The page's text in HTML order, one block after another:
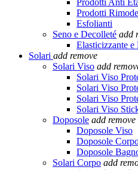
Prodotti Anti
Prodotti
Esfolianti
Seno e Decolleté add
Elasticizzante e
Solari add remove
Solari Viso add
Solari Viso
Solari Viso
Solari Viso
Solari Viso
Doposole add remove
Doposole Viso
Doposole
Doposole
Solari Corpo add